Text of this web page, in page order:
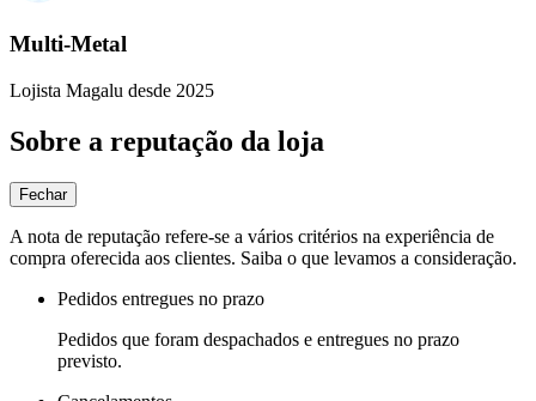
Multi-Metal
Lojista Magalu desde 2025
Sobre a reputação da loja
Fechar
A nota de reputação refere-se a vários critérios na experiência de
compra oferecida aos clientes. Saiba o que levamos a consideração.
Pedidos entregues no prazo
Pedidos que foram despachados e entregues no prazo
previsto.